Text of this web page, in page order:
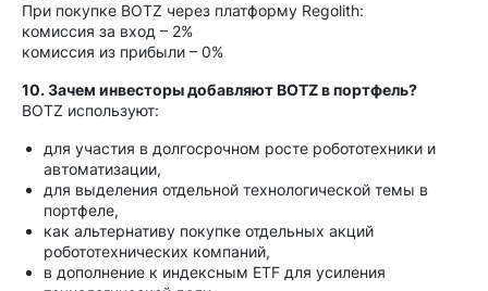
При покупке BOTZ через платформу Regolith:
комиссия за вход – 2%
комиссия из прибыли – 0%
10. Зачем инвесторы добавляют BOTZ в портфель?
BOTZ используют:
для участия в долгосрочном росте робототехники и
автоматизации,
для выделения отдельной технологической темы в
портфеле,
как альтернативу покупке отдельных акций
робототехнических компаний,
в дополнение к индексным ETF для усиления